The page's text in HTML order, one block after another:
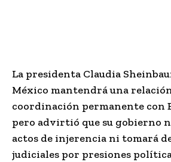
La presidenta Claudia
México mantendrá una
coordinación permanente con
pero advirtió que su gobierno
actos de injerencia ni tomará
judiciales por presiones